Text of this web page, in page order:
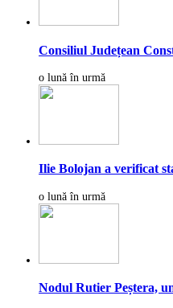
Consiliul Județean
o lună în urmă
Ilie Bolojan a verificat
o lună în urmă
Nodul Rutier Peștera,